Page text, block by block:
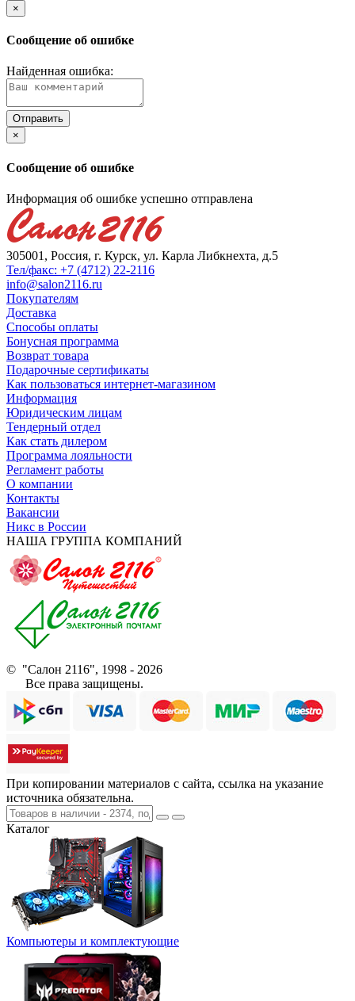
×
Сообщение об ошибке
Найденная ошибка:
×
Сообщение об ошибке
Информация об ошибке успешно отправлена
305001, Россия, г. Курск, ул. Карла Либкнехта, д.5
Тел/факс: +7 (4712) 22-2116
info@salon2116.ru
Покупателям
Доставка
Способы оплаты
Бонусная программа
Возврат товара
Подарочные сертификаты
Как пользоваться интернет-магазином
Информация
Юридическим лицам
Тендерный отдел
Как стать дилером
Программа лояльности
Регламент работы
О компании
Контакты
Вакансии
Никс в России
НАША ГРУППА КОМПАНИЙ
© "Салон 2116", 1998 - 2026
Все права защищены.
При копировании материалов с сайта, ссылка на указание
источника обязательна.
Каталог
Компьютеры и комплектующие